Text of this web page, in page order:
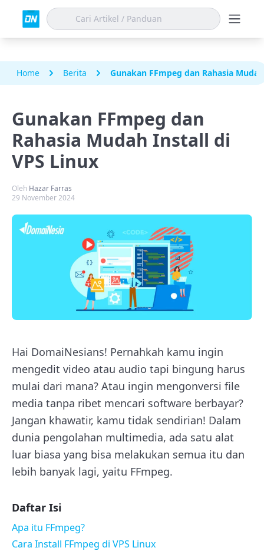
Home Berita Gunakan FFmpeg dan Rahasia
Gunakan FFmpeg dan
Rahasia Mudah Install di
VPS Linux
Oleh Hazar Farras
29 November 2024
Hai DomaiNesians! Pernahkah kamu ingin
mengedit video atau audio tapi bingung harus
mulai dari mana? Atau ingin mengonversi file
media tanpa ribet mencari software berbayar?
Jangan khawatir, kamu tidak sendirian! Dalam
dunia pengolahan multimedia, ada satu alat
luar biasa yang bisa melakukan semua itu dan
lebih banyak lagi, yaitu FFmpeg.
Daftar Isi
Apa itu FFmpeg?
Cara Install FFmpeg di VPS Linux